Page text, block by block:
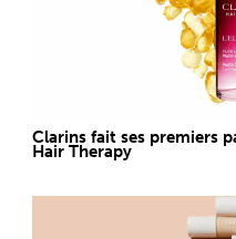
Clarins fait ses premiers
Hair Therapy